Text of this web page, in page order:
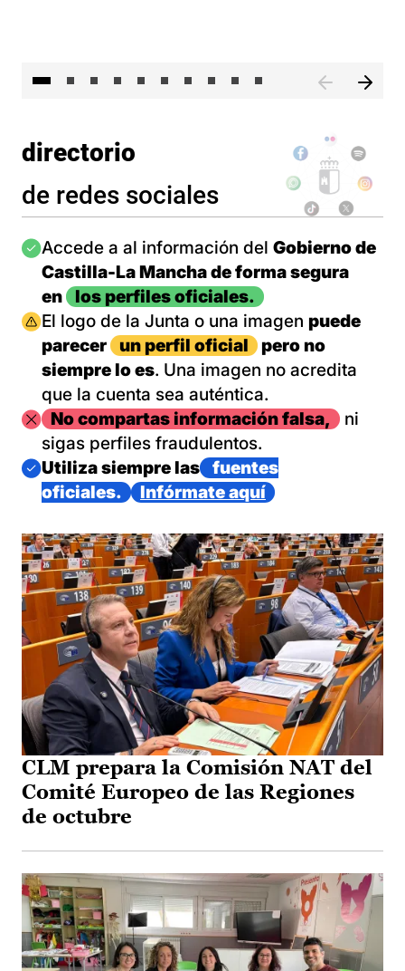
directorio
de redes sociales
Imagen
Accede a al información del Gobierno de
Castilla-La Mancha de forma segura
en
los perfiles oficiales.
Imagen
El logo de la Junta o una imagen puede
parecer
un perfil oficial
pero no
siempre lo es. Una imagen no acredita
que la cuenta sea auténtica.
ImagenNo compartas información falsa,
ni
sigas perfiles fraudulentos.
Imagen
Utiliza siempre las
fuentes
oficiales.
Infórmate aquí
CLM prepara la Comisión NAT del
Comité Europeo de las Regiones
de octubre